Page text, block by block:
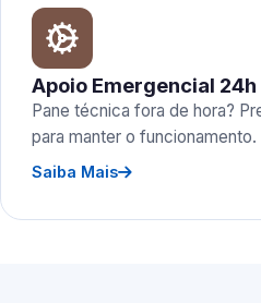
Apoio Emergencial 24h
Pane técnica fora de hora?
para manter o funcionamento.
Saiba Mais